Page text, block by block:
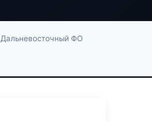
Дальневосточный ФО